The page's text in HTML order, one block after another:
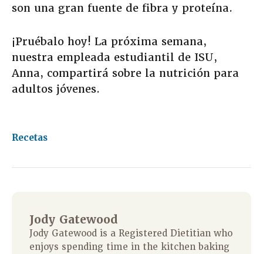
son una gran fuente de fibra y proteína.
¡Pruébalo hoy! La próxima semana,
nuestra empleada estudiantil de ISU,
Anna, compartirá sobre la nutrición para
adultos jóvenes.
Recetas
Jody Gatewood
Jody Gatewood is a Registered Dietitian who
enjoys spending time in the kitchen baking